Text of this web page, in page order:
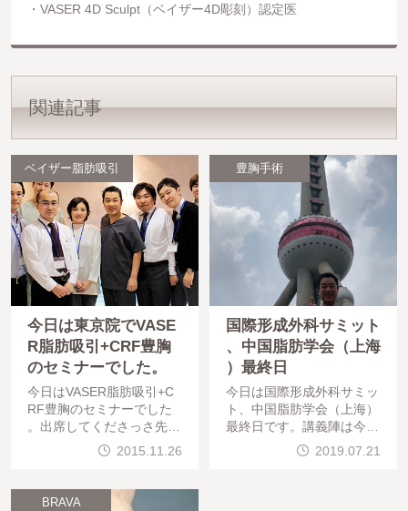
VASER 4D Sculpt（ベイザー4D彫刻）認定医
関連記事
ベイザー脂肪吸引
今日は東京院でVASE
R脂肪吸引+CRF豊胸
のセミナーでした。
今日はVASER脂肪吸引+C
RF豊胸のセミナーでした
。出席してくださっさ先生
方は・東京大学医学部附属
病院顎口腔外科・歯科矯正
立病院機構大阪医療セン
2015.11.26
豊胸手術
国際形成外科サミット
、中国脂肪学会（上海
）最終日
今日は国際形成外科サミッ
ト、中国脂肪学会（上海）
最終日です。講義陣は今日
もGino Rigotti教授、Joel A
. Aronowitz教授はじめそう
2019.07.21
BRAVA